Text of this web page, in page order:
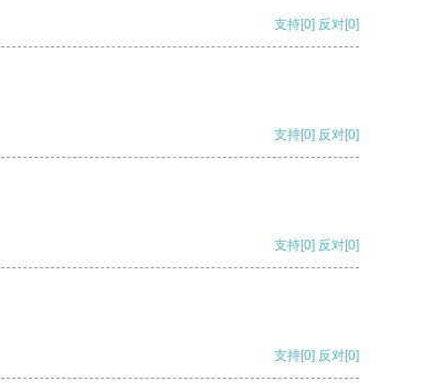
支持[0] 反对[0]
支持[0] 反对[0]
支持[0] 反对[0]
支持[0] 反对[0]